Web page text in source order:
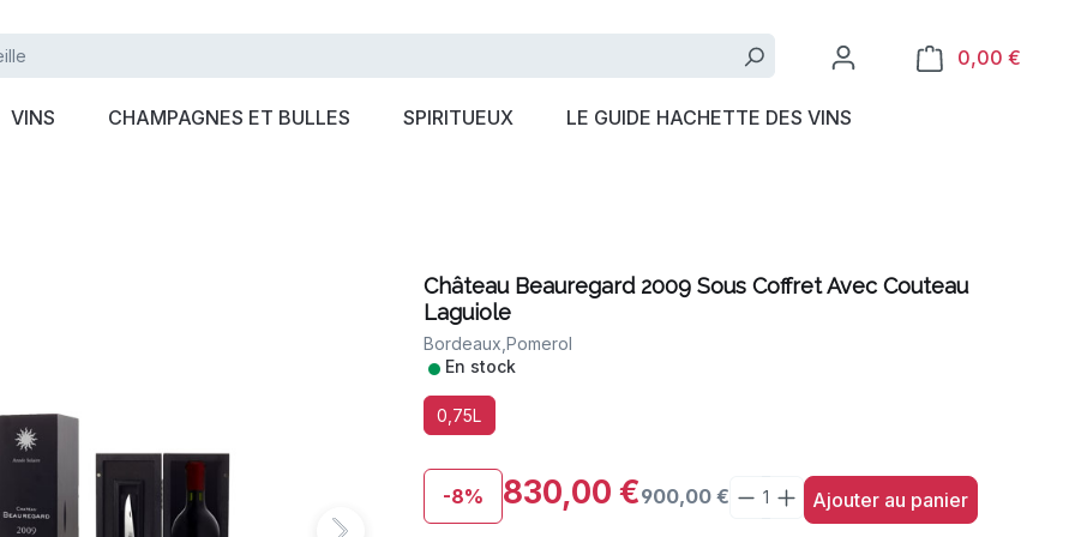
0,00 €
VINS CHAMPAGNES ET BULLES SPIRITUEUX LE GUIDE HACHETTE DES VINS
Château Beauregard 2009 Sous Coffret Avec Couteau
Laguiole
Bordeaux, Pomerol
•En stock
0,75L
-8% 830,00 €900,00 € Ajouter au panier